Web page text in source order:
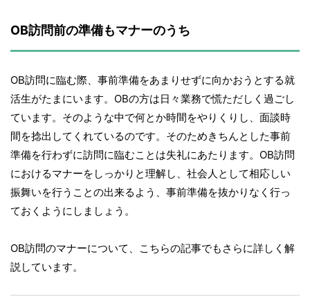
OB訪問前の準備もマナーのうち
OB訪問に臨む際、事前準備をあまりせずに向かおうとする就
活生がたまにいます。OBの方は日々業務で慌ただしく過ごし
ています。そのような中で何とか時間をやりくりし、面談時
間を捻出してくれているのです。そのためきちんとした事前
準備を行わずに訪問に臨むことは失礼にあたります。OB訪問
におけるマナーをしっかりと理解し、社会人として相応しい
振舞いを行うことの出来るよう、事前準備を抜かりなく行っ
ておくようにしましょう。
OB訪問のマナーについて、こちらの記事でもさらに詳しく解
説しています。